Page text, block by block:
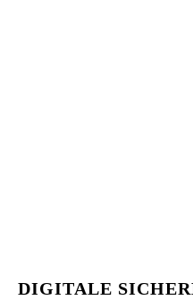
DIGITALE